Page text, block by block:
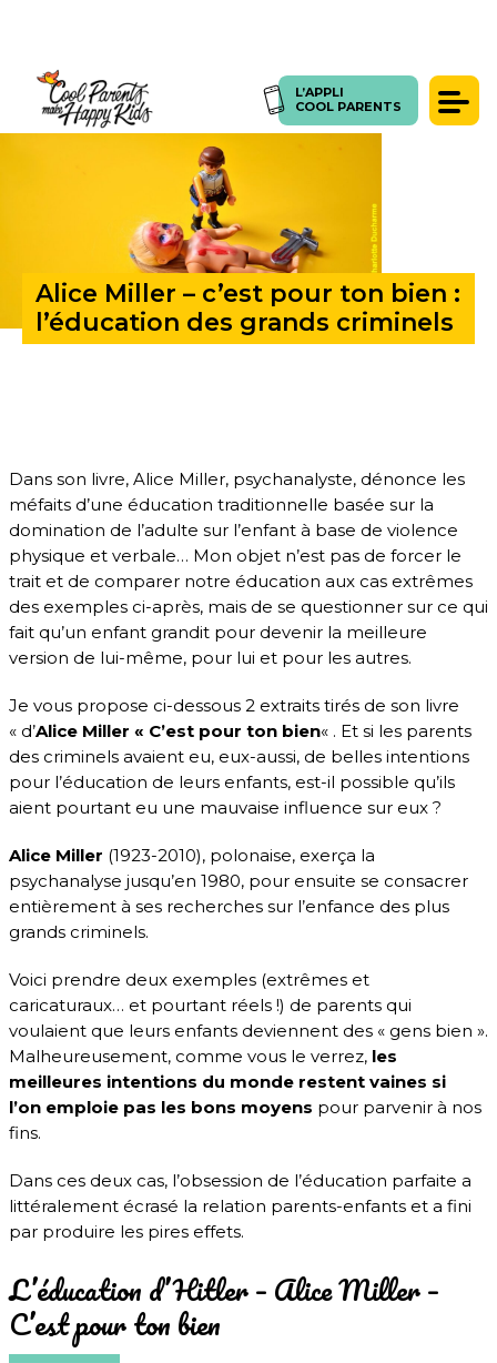
L’APPLI
COOL PARENTS
SE CONNECTER FORUM
L’APPLI
COOL PARENTS
ACCUEIL >ALICE MILLER – C’EST POUR TON BIEN : L’ÉDUCATION DES GRANDS CRIMINELS
Alice Miller – c’est pour ton bien :
l’éducation des grands criminels
Dans son livre, Alice Miller, psychanalyste, dénonce les
méfaits d’une éducation traditionnelle basée sur la
domination de l’adulte sur l’enfant à base de violence
physique et verbale… Mon objet n’est pas de forcer le
trait et de comparer notre éducation aux cas extrêmes
des exemples ci-après, mais de se questionner sur ce qui
fait qu’un enfant grandit pour devenir la meilleure
version de lui-même, pour lui et pour les autres.
Je vous propose ci-dessous 2 extraits tirés de son livre
« d’Alice Miller « C’est pour ton bien« . Et si les parents
des criminels avaient eu, eux-aussi, de belles intentions
pour l’éducation de leurs enfants, est-il possible qu’ils
aient pourtant eu une mauvaise influence sur eux ?
Alice Miller (1923-2010), polonaise, exerça la
psychanalyse jusqu’en 1980, pour ensuite se consacrer
entièrement à ses recherches sur l’enfance des plus
grands criminels.
Voici prendre deux exemples (extrêmes et
caricaturaux… et pourtant réels !) de parents qui
voulaient que leurs enfants deviennent des « gens bien ».
Malheureusement, comme vous le verrez, les
meilleures intentions du monde restent vaines si
l’on emploie pas les bons moyens pour parvenir à nos
fins.
Dans ces deux cas, l’obsession de l’éducation parfaite a
littéralement écrasé la relation parents-enfants et a fini
par produire les pires effets.
L’éducation d’Hitler – Alice Miller –
C’est pour ton bien